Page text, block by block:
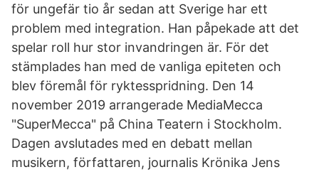
för ungefär tio år sedan att Sverige har ett
problem med integration. Han påpekade att det
spelar roll hur stor invandringen är. För det
stämplades han med de vanliga epiteten och
blev föremål för ryktesspridning. Den 14
november 2019 arrangerade MediaMecca
"SuperMecca" på China Teatern i Stockholm.
Dagen avslutades med en debatt mellan
musikern, författaren, journalis Krönika Jens